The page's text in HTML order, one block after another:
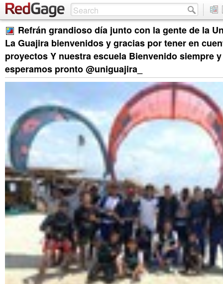
Refrán grandioso día junto con la gente de la
La Guajira bienvenidos y gracias por tener en
proyectos Y nuestra escuela Bienvenido siempre
esperamos pronto @uniguajira_